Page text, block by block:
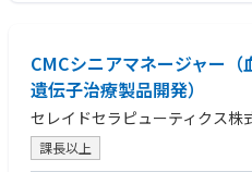
CMCシニアマネージャー（
遺伝子治療製品開発）
セレイドセラピューティクス株
課長以上